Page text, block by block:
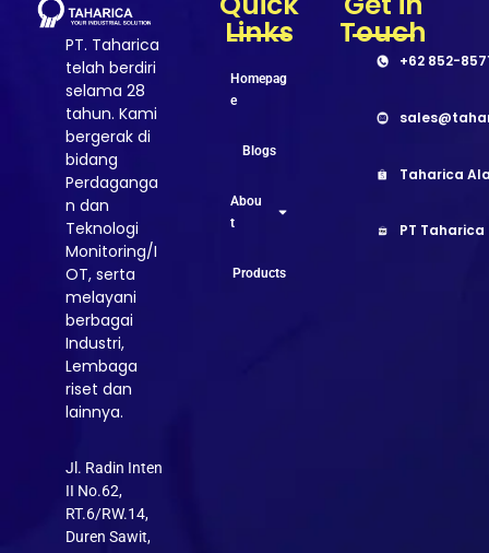
PT. Taharica
telah berdiri
selama 28
tahun. Kami
bergerak di
bidang
Perdaganga
n dan
Teknologi
Monitoring/I
OT, serta
melayani
berbagai
Industri,
Lembaga
riset dan
lainnya.
Jl. Radin Inten
II No.62,
RT.6/RW.14,
Duren Sawit,
Links
Homepag
e
Blogs
Abou
t
Products
Touch
+62 852-
Taharica
PT Taharica